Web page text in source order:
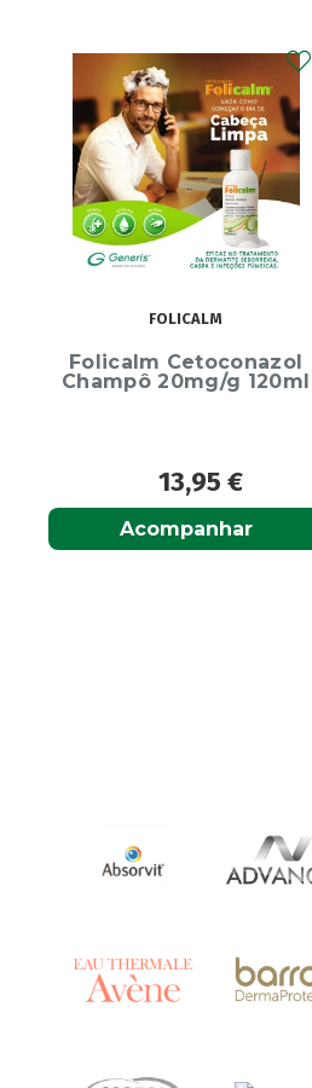
FOLICALM
Folicalm Cetoconazol
Champô 20mg/g 120ml
13,95 €
Acompanhar